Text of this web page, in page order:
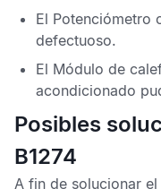
El Potenciómetro
defectuoso.
El Módulo de
acondicionado
Posibles
B1274
A fin de solucionar el